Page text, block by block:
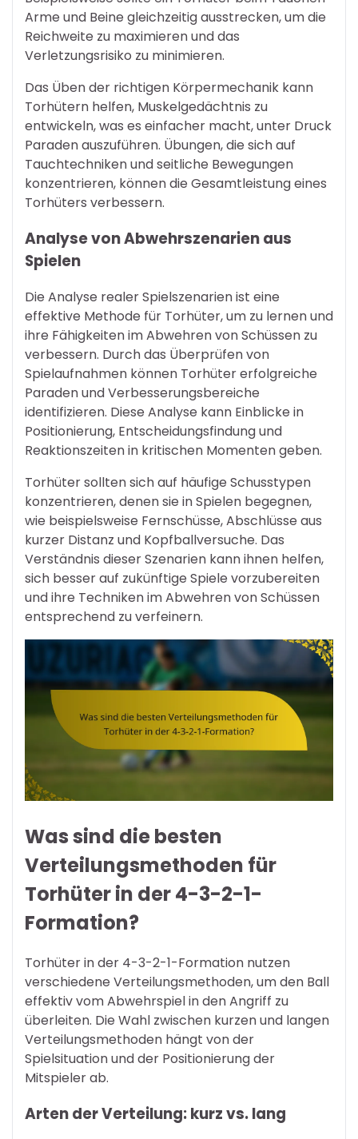
Arme und Beine gleichzeitig ausstrecken, um die
Reichweite zu maximieren und das
Verletzungsrisiko zu minimieren.
Das Üben der richtigen Körpermechanik kann
Torhütern helfen, Muskelgedächtnis zu
entwickeln, was es einfacher macht, unter Druck
Paraden auszuführen. Übungen, die sich auf
Tauchtechniken und seitliche Bewegungen
konzentrieren, können die Gesamtleistung eines
Torhüters verbessern.
Analyse von Abwehrszenarien aus
Spielen
Die Analyse realer Spielszenarien ist eine
effektive Methode für Torhüter, um zu lernen und
ihre Fähigkeiten im Abwehren von Schüssen zu
verbessern. Durch das Überprüfen von
Spielaufnahmen können Torhüter erfolgreiche
Paraden und Verbesserungsbereiche
identifizieren. Diese Analyse kann Einblicke in
Positionierung, Entscheidungsfindung und
Reaktionszeiten in kritischen Momenten geben.
Torhüter sollten sich auf häufige Schusstypen
konzentrieren, denen sie in Spielen begegnen,
wie beispielsweise Fernschüsse, Abschlüsse aus
kurzer Distanz und Kopfballversuche. Das
Verständnis dieser Szenarien kann ihnen helfen,
sich besser auf zukünftige Spiele vorzubereiten
und ihre Techniken im Abwehren von Schüssen
entsprechend zu verfeinern.
Was sind die besten
Verteilungsmethoden für
Torhüter in der 4-3-2-1-
Formation?
Torhüter in der 4-3-2-1-Formation nutzen
verschiedene Verteilungsmethoden, um den Ball
effektiv vom Abwehrspiel in den Angriff zu
überleiten. Die Wahl zwischen kurzen und langen
Verteilungsmethoden hängt von der
Spielsituation und der Positionierung der
Mitspieler ab.
Arten der Verteilung: kurz vs. lang